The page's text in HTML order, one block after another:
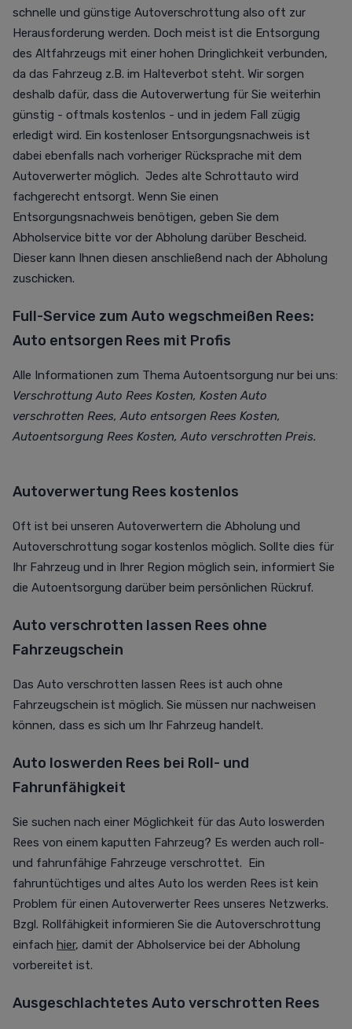
schnelle und günstige Autoverschrottung also oft zur
Herausforderung werden. Doch meist ist die Entsorgung
des Altfahrzeugs mit einer hohen Dringlichkeit verbunden,
da das Fahrzeug z.B. im Halteverbot steht. Wir sorgen
deshalb dafür, dass die Autoverwertung für Sie weiterhin
günstig - oftmals kostenlos - und in jedem Fall zügig
erledigt wird. Ein kostenloser Entsorgungsnachweis ist
dabei ebenfalls nach vorheriger Rücksprache mit dem
Autoverwerter möglich. Jedes alte Schrottauto wird
fachgerecht entsorgt. Wenn Sie einen
Entsorgungsnachweis benötigen, geben Sie dem
Abholservice bitte vor der Abholung darüber Bescheid.
Dieser kann Ihnen diesen anschließend nach der Abholung
zuschicken.
Full-Service zum Auto wegschmeißen Rees:
Auto entsorgen Rees mit Profis
Alle Informationen zum Thema Autoentsorgung nur bei uns:
Verschrottung Auto Rees Kosten, Kosten Auto
verschrotten Rees, Auto entsorgen Rees Kosten,
Autoentsorgung Rees Kosten, Auto verschrotten Preis.
Autoverwertung Rees kostenlos
Oft ist bei unseren Autoverwertern die Abholung und
Autoverschrottung sogar kostenlos möglich. Sollte dies für
Ihr Fahrzeug und in Ihrer Region möglich sein, informiert Sie
die Autoentsorgung darüber beim persönlichen Rückruf.
Auto verschrotten lassen Rees ohne
Fahrzeugschein
Das Auto verschrotten lassen Rees ist auch ohne
Fahrzeugschein ist möglich. Sie müssen nur nachweisen
können, dass es sich um Ihr Fahrzeug handelt.
Auto loswerden Rees bei Roll- und
Fahrunfähigkeit
Sie suchen nach einer Möglichkeit für das Auto loswerden
Rees von einem kaputten Fahrzeug? Es werden auch roll-
und fahrunfähige Fahrzeuge verschrottet. Ein
fahruntüchtiges und altes Auto los werden Rees ist kein
Problem für einen Autoverwerter Rees unseres Netzwerks.
Bzgl. Rollfähigkeit informieren Sie die Autoverschrottung
einfach hier, damit der Abholservice bei der Abholung
vorbereitet ist.
Ausgeschlachtetes Auto verschrotten Rees